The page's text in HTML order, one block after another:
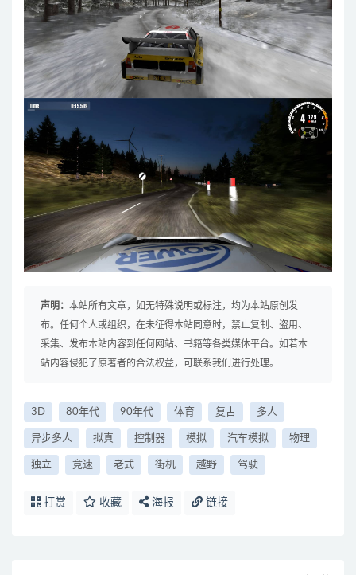
声明： 本站所有文章，如无特殊说明或标注，均为本站原创发
布。任何个人或组织，在未征得本站同意时，禁止复制、盗用、
采集、发布本站内容到任何网站、书籍等各类媒体平台。如若本
站内容侵犯了原著者的合法权益，可联系我们进行处理。
3D 80年代 90年代 体育 复古 多人
异步多人 拟真 控制器 模拟 汽车模拟 物理
独立 竞速 老式 街机 越野 驾驶
打赏 收藏 海报 链接